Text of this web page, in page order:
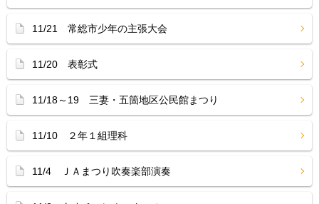
11/21 常総市少年の主張大会
11/20 表彰式
11/18～19 三妻・五箇地区公民館まつり
11/10 ２年１組理科
11/4 ＪＡまつり吹奏楽部演奏